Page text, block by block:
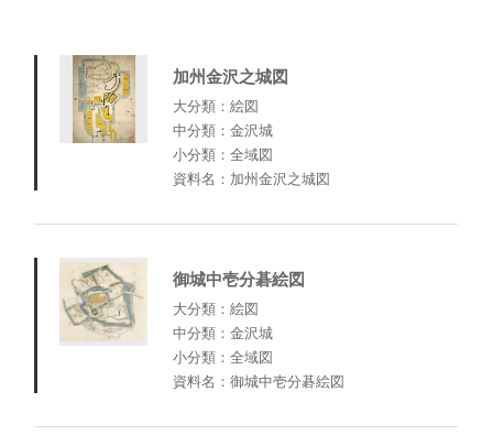
加州金沢之城図
大分類：絵図
中分類：金沢城
小分類：全域図
資料名：加州金沢之城図
御城中壱分碁絵図
大分類：絵図
中分類：金沢城
小分類：全域図
資料名：御城中壱分碁絵図